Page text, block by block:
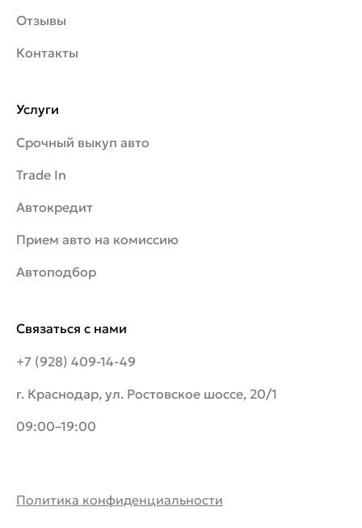
Отзывы
Контакты
Связаться с нами
+7 (928) 409-14-49
г. Краснодар, ул. Ростовское шоссе, 20/1
09:00–19:00
Услуги
Срочный выкуп авто
Trade In
Автокредит
Прием авто на комиссию
Автоподбор
Политика конфиденциальности